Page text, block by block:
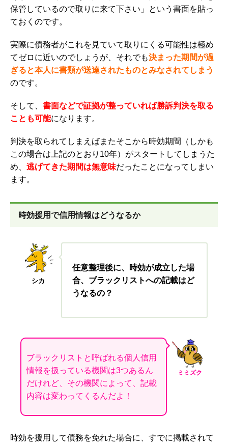
保管しているので取りに来て下さい」という書面を貼っ
ておくのです。
実際に債務者がこれを見ていて取りにくる可能性は極め
てゼロに近いのでしょうが、それでも決まった期間が過
ぎると本人に書類が送達されたものとみなされてしまう
のです。
そして、 書面などで証拠が整っていれば勝訴判決を取る
ことも可能になります。
判決を取られてしまえばまたそこから時効期間（しかも
この場合は上記のとおり10年）がスタートしてしまうた
め、 逃げてきた期間は無意味だったことになってしまい
ます。
時効援用で信用情報はどうなるか
シカ
任意整理後に、時効が成立した場
合、ブラックリストへの記載はど
うなるの？
ミミズク
ブラックリストと呼ばれる個人信用
情報を扱っている機関は3つあるん
だけれど、その機関によって、記載
内容は変わってくるんだよ！
時効を援用して債務を免れた場合に、すでに掲載されて